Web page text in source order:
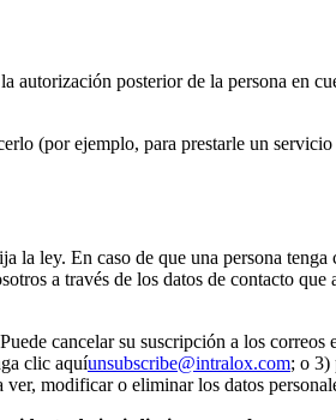
autorización posterior de la persona en
(por ejemplo, para prestarle un
la ley. En caso de que una persona
a través de los datos de contacto
cancelar su suscripción a los
clic aquíunsubscribe@intralox.com; o 3)
ver, modificar o eliminar los datos